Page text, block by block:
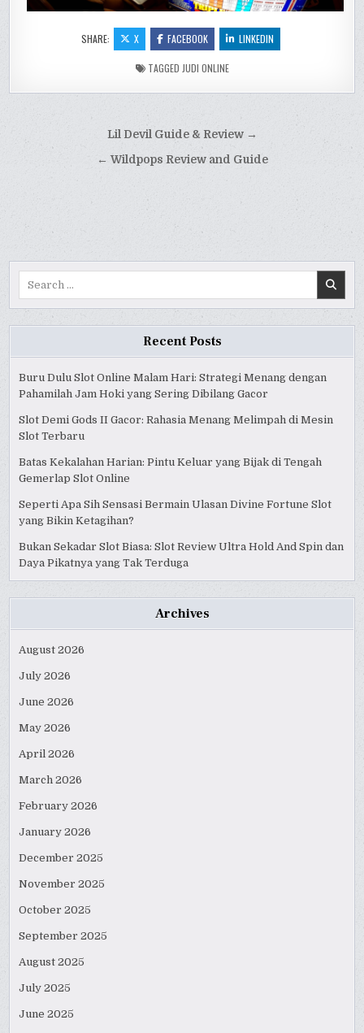
SHARE: X FACEBOOK LINKEDIN
TAGGED JUDI ONLINE
navigation
Lil Devil Guide & Review →
← Wildpops Review and Guide
Recent Posts
Buru Dulu Slot Online Malam Hari: Strategi Menang dengan
Pahamilah Jam Hoki yang Sering Dibilang Gacor
Slot Demi Gods II Gacor: Rahasia Menang Melimpah di Mesin
Slot Terbaru
Batas Kekalahan Harian: Pintu Keluar yang Bijak di Tengah
Gemerlap Slot Online
Seperti Apa Sih Sensasi Bermain Ulasan Divine Fortune Slot
yang Bikin Ketagihan?
Bukan Sekadar Slot Biasa: Slot Review Ultra Hold And Spin dan
Daya Pikatnya yang Tak Terduga
Archives
August 2026
July 2026
June 2026
May 2026
April 2026
March 2026
February 2026
January 2026
December 2025
November 2025
October 2025
September 2025
August 2025
July 2025
June 2025